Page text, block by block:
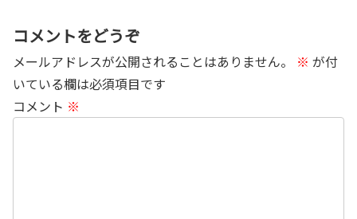
コメントをどうぞ
メールアドレスが公開されることはありません。 ※ が付
いている欄は必須項目です
コメント ※